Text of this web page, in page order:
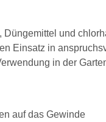
Düngemittel und
Einsatz in
in der
auf das Gewinde